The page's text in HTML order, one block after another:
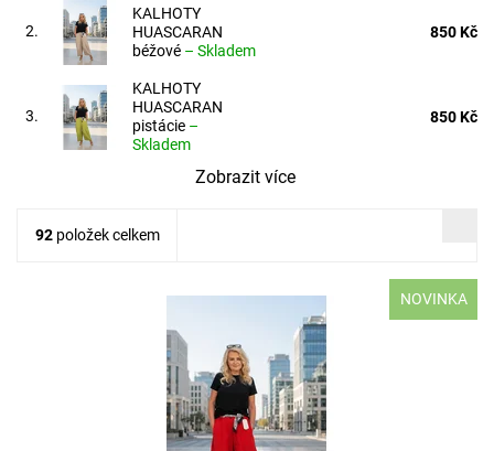
2.
KALHOTY
HUASCARAN
béžové – Skladem
850 Kč
3.
KALHOTY
HUASCARAN
pistácie –
Skladem
850 Kč
Zobrazit více
92 položek celkem
NOVINKA
materiál: PUNTO MILANO 50% BAVLNA 50% POLY-ELASTAN
VELIKOST: pas: 70 - 130 cm boky: max 130 cm délka: 100 cm
Skladem